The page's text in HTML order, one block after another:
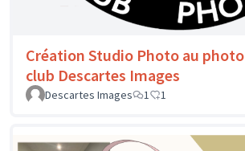
Création Studio Photo au photo
club Descartes Images
Descartes Images
1 1